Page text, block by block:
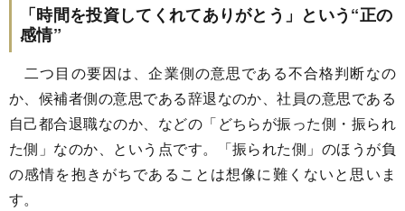
「時間を投資してくれてありがとう」という“正の
感情”
二つ目の要因は、企業側の意思である不合格判断なの
か、候補者側の意思である辞退なのか、社員の意思である
自己都合退職なのか、などの「どちらが振った側・振られ
た側」なのか、という点です。「振られた側」のほうが負
の感情を抱きがちであることは想像に難くないと思いま
す。